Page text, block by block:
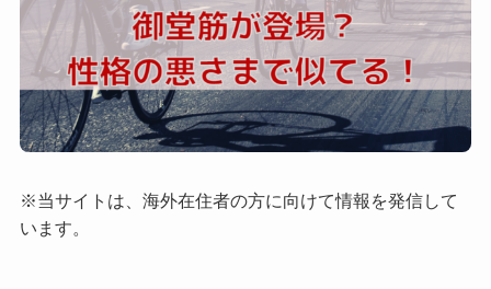
※当サイトは、海外在住者の方に向けて情報を発信して
います。